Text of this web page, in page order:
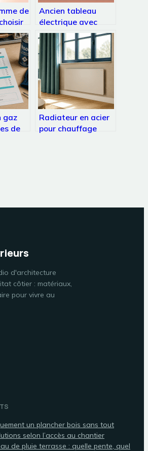
de
Ancien tableau
électrique avec
fusible : que faire,
que dit la loi,
combien ça coûte ?
gaz
de
Radiateur en acier
pour chauffage
d'architecture
côtier : matériaux,
pour vivre au
un plancher bois sans tout
selon l’accès au chantier
de pluie terrasse : quelle pente, quel